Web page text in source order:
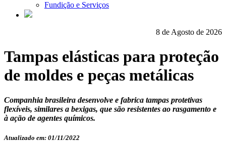
Fundição e Serviços
8 de Agosto de 2026
Tampas elásticas para proteção
de moldes e peças metálicas
Companhia brasileira desenvolve e fabrica tampas protetivas
flexíveis, similares a bexigas, que são resistentes ao rasgamento e
à ação de agentes químicos.
Atualizado em: 01/11/2022